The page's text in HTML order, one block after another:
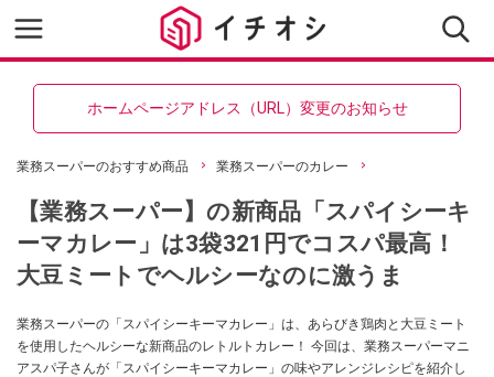
ホームページアドレス（URL）変更のお知らせ
業務スーパーのおすすめ商品 業務スーパーのカレー
【業務スーパー】の新商品「スパイシーキ
ーマカレー」は3袋321円でコスパ最高！
大豆ミートでヘルシーなのに激うま
業務スーパーの「スパイシーキーマカレー」は、あらびき鶏肉と大豆ミート
を使用したヘルシーな新商品のレトルトカレー！ 今回は、業務スーパーマニ
アスパ子さんが「スパイシーキーマカレー」の味やアレンジレシピを紹介し